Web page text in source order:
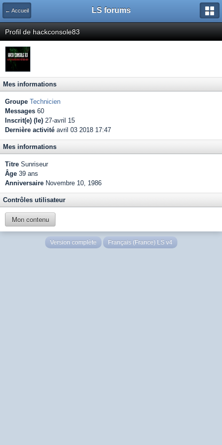
← Accueil LS forums
Profil de hackconsole83
Mes informations
Groupe Technicien
Messages 60
Inscrit(e) (le) 27-avril 15
Dernière activité avril 03 2018 17:47
Mes informations
Titre Sunriseur
Âge 39 ans
Anniversaire Novembre 10, 1986
Contrôles utilisateur
Mon contenu
Version complète Français (France) LS v4